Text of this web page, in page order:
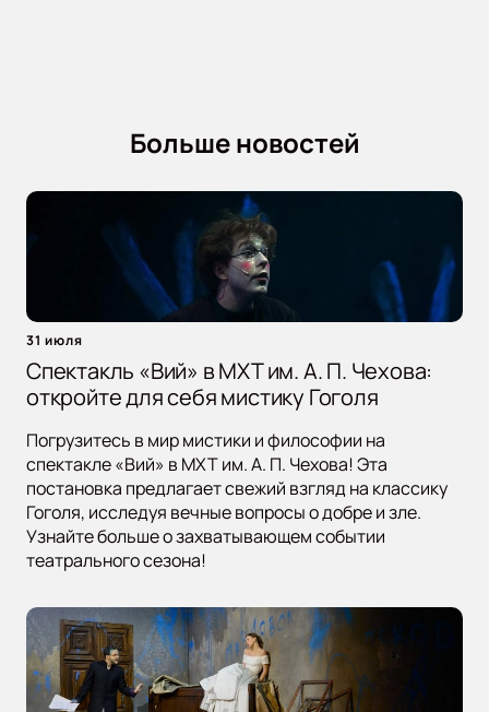
Больше новостей
31 июля
Спектакль «Вий» в МХТ им. А. П. Чехова:
откройте для себя мистику Гоголя
Погрузитесь в мир мистики и философии на
спектакле «Вий» в МХТ им. А. П. Чехова! Эта
постановка предлагает свежий взгляд на классику
Гоголя, исследуя вечные вопросы о добре и зле.
Узнайте больше о захватывающем событии
театрального сезона!